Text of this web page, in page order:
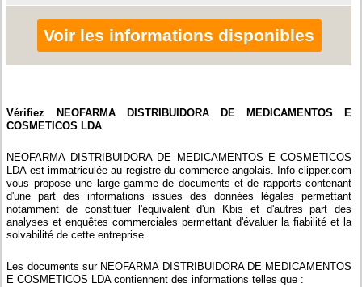
Voir les informations disponibles
Vérifiez NEOFARMA DISTRIBUIDORA DE MEDICAMENTOS E
COSMETICOS LDA
NEOFARMA DISTRIBUIDORA DE MEDICAMENTOS E COSMETICOS
LDA est immatriculée au registre du commerce angolais. Info-clipper.com
vous propose une large gamme de documents et de rapports contenant
d'une part des informations issues des données légales permettant
notamment de constituer l'équivalent d'un Kbis et d'autres part des
analyses et enquêtes commerciales permettant d'évaluer la fiabilité et la
solvabilité de cette entreprise.
Les documents sur NEOFARMA DISTRIBUIDORA DE MEDICAMENTOS
E COSMETICOS LDA contiennent des informations telles que :